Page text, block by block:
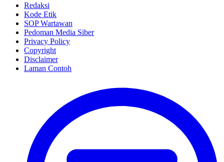
Redaksi
Kode Etik
SOP Wartawan
Pedoman Media Siber
Privacy Policy
Copyright
Disclaimer
Laman Contoh